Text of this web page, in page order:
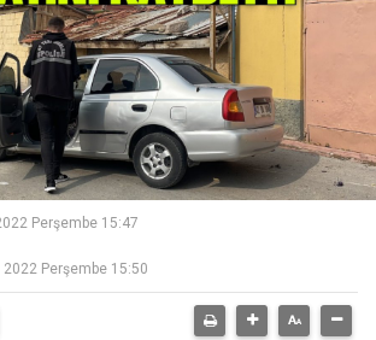
Perşembe 15:47
2022 Perşembe 15:50